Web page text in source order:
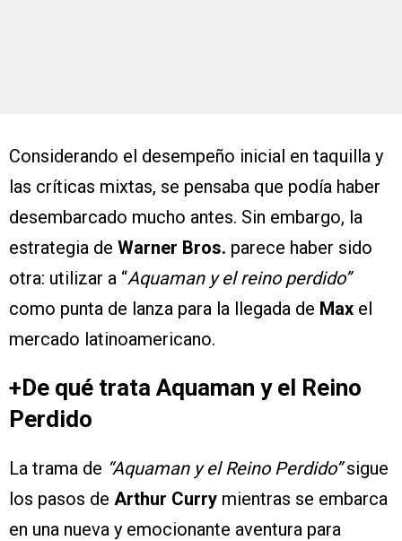
Considerando el desempeño inicial en taquilla y
las críticas mixtas, se pensaba que podía haber
desembarcado mucho antes. Sin embargo, la
estrategia de Warner Bros. parece haber sido
otra: utilizar a “Aquaman y el reino perdido”
como punta de lanza para la llegada de Max el
mercado latinoamericano.
+De qué trata Aquaman y el Reino
Perdido
La trama de “Aquaman y el Reino Perdido”sigue
los pasos de Arthur Curry mientras se embarca
en una nueva y emocionante aventura para